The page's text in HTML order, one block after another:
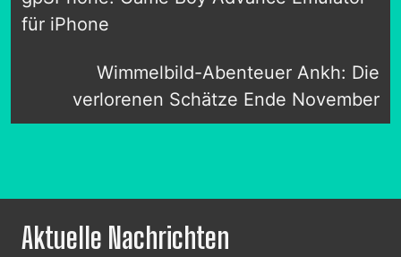
für iPhone
Wimmelbild-Abenteuer Ankh: Die
verlorenen Schätze Ende November
Aktuelle Nachrichten